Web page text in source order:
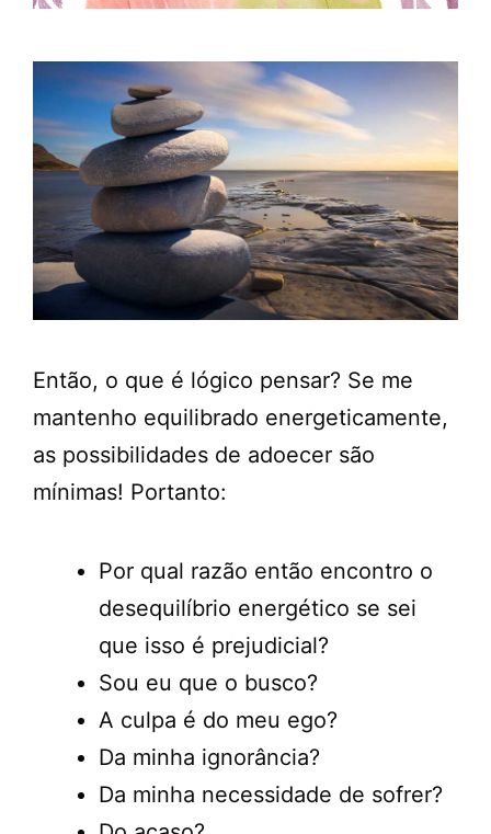
Então, o que é lógico pensar? Se me
mantenho equilibrado energeticamente,
as possibilidades de adoecer são
mínimas! Portanto:
Por qual razão então encontro o
desequilíbrio energético se sei
que isso é prejudicial?
Sou eu que o busco?
A culpa é do meu ego?
Da minha ignorância?
Da minha necessidade de sofrer?